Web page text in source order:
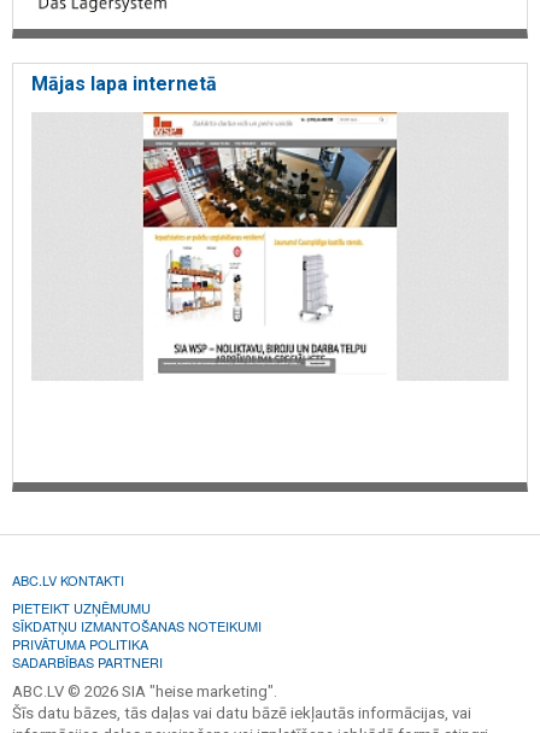
Mājas lapa internetā
ABC.LV KONTAKTI
PIETEIKT UZŅĒMUMU
SĪKDATŅU IZMANTOŠANAS NOTEIKUMI
PRIVĀTUMA POLITIKA
SADARBĪBAS PARTNERI
ABC.LV © 2026 SIA "heise marketing".
Šīs datu bāzes, tās daļas vai datu bāzē iekļautās informācijas, vai